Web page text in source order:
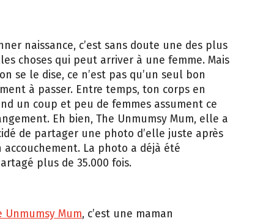
naissance, c’est sans doute une des plus
choses qui peut arriver à une femme. Mais
se le dise, ce n’est pas qu’un seul bon
à passer. Entre temps, ton corps en
un coup et peu de femmes assument ce
Eh bien, The Unmumsy Mum, elle a
de partager une photo d’elle juste après
accouchement. La photo a déjà été
plus de 35.000 fois.
Unmumsy Mum, c’est une maman